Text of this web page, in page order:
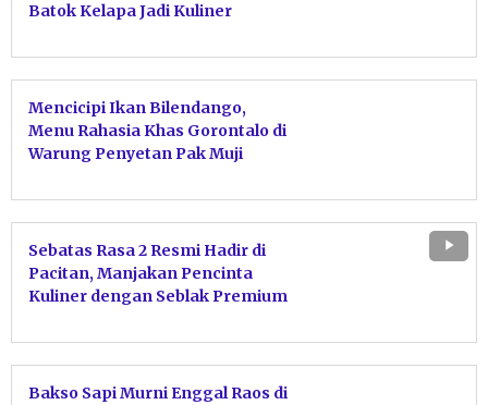
Batok Kelapa Jadi Kuliner
Mencicipi Ikan Bilendango,
Menu Rahasia Khas Gorontalo di
Warung Penyetan Pak Muji
Sebatas Rasa 2 Resmi Hadir di
Pacitan, Manjakan Pencinta
Kuliner dengan Seblak Premium
Bakso Sapi Murni Enggal Raos di